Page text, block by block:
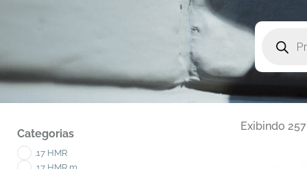
Categorias
.17 HMR
Exibindo